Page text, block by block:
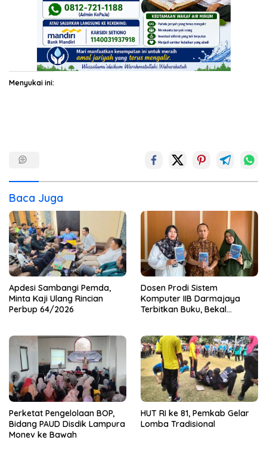
Menyukai ini:
Baca Juga
Apdesi Sambangi Pemda,
Minta Kaji Ulang Rincian
Perbup 64/2026
Dosen Prodi Sistem
Komputer IIB Darmajaya
Terbitkan Buku, Bekal
Perketat Pengelolaan BOP,
Bidang PAUD Disdik Lampura
Monev ke Bawah
HUT RI ke 81, Pemkab Gelar
Lomba Tradisional